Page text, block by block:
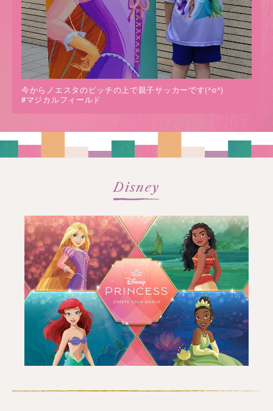
今からノエスタのピッチの上で親子サッカーです(^o^)
#マジカルフィールド
Disney